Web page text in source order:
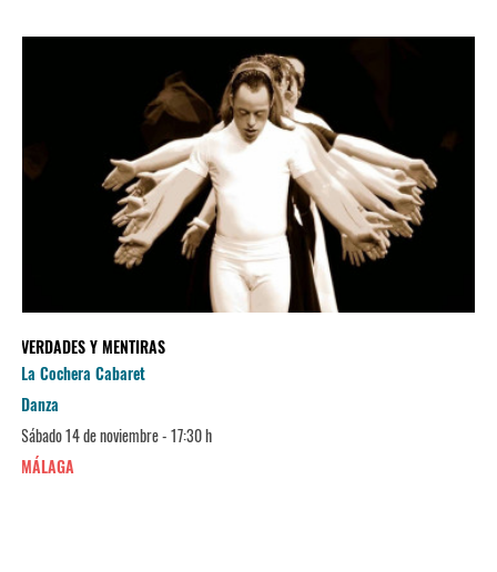
VERDADES Y MENTIRAS
La Cochera Cabaret
Danza
Sábado 14 de noviembre - 17:30 h
MÁLAGA